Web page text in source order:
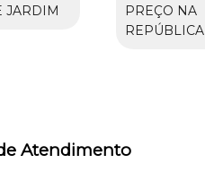
JARDIM
PREÇO NA
REPÚBLICA
Atendimento